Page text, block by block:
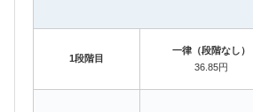
1段階目
一律（段階なし）
36.85円